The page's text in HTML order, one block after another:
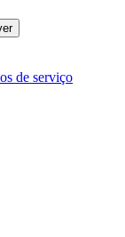
de serviço